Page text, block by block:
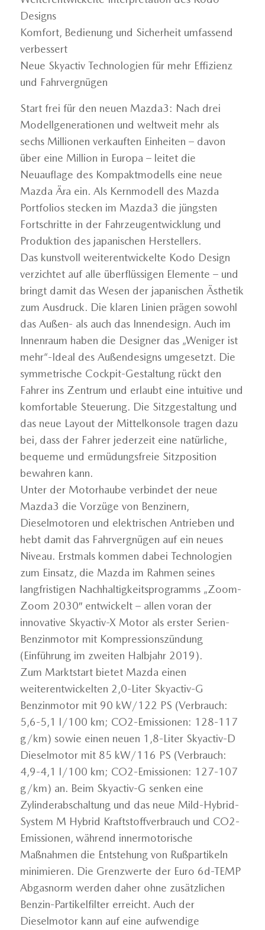
Designs
Komfort, Bedienung und Sicherheit umfassend
verbessert
Neue Skyactiv Technologien für mehr Effizienz
und Fahrvergnügen
Start frei für den neuen Mazda3: Nach drei
Modellgenerationen und weltweit mehr als
sechs Millionen verkauften Einheiten – davon
über eine Million in Europa – leitet die
Neuauflage des Kompaktmodells eine neue
Mazda Ära ein. Als Kernmodell des Mazda
Portfolios stecken im Mazda3 die jüngsten
Fortschritte in der Fahrzeugentwicklung und
Produktion des japanischen Herstellers.
Das kunstvoll weiterentwickelte Kodo Design
verzichtet auf alle überflüssigen Elemente – und
bringt damit das Wesen der japanischen Ästhetik
zum Ausdruck. Die klaren Linien prägen sowohl
das Außen- als auch das Innendesign. Auch im
Innenraum haben die Designer das „Weniger ist
mehr“-Ideal des Außendesigns umgesetzt. Die
symmetrische Cockpit-Gestaltung rückt den
Fahrer ins Zentrum und erlaubt eine intuitive und
komfortable Steuerung. Die Sitzgestaltung und
das neue Layout der Mittelkonsole tragen dazu
bei, dass der Fahrer jederzeit eine natürliche,
bequeme und ermüdungsfreie Sitzposition
bewahren kann.
Unter der Motorhaube verbindet der neue
Mazda3 die Vorzüge von Benzinern,
Dieselmotoren und elektrischen Antrieben und
hebt damit das Fahrvergnügen auf ein neues
Niveau. Erstmals kommen dabei Technologien
zum Einsatz, die Mazda im Rahmen seines
langfristigen Nachhaltigkeitsprogramms „Zoom-
Zoom 2030″ entwickelt – allen voran der
innovative Skyactiv-X Motor als erster Serien-
Benzinmotor mit Kompressionszündung
(Einführung im zweiten Halbjahr 2019).
Zum Marktstart bietet Mazda einen
weiterentwickelten 2,0-Liter Skyactiv-G
Benzinmotor mit 90 kW/122 PS (Verbrauch:
5,6-5,1 l/100 km; CO2-Emissionen: 128-117
g/km) sowie einen neuen 1,8-Liter Skyactiv-D
Dieselmotor mit 85 kW/116 PS (Verbrauch:
4,9-4,1 l/100 km; CO2-Emissionen: 127-107
g/km) an. Beim Skyactiv-G senken eine
Zylinderabschaltung und das neue Mild-Hybrid-
System M Hybrid Kraftstoffverbrauch und CO2-
Emissionen, während innermotorische
Maßnahmen die Entstehung von Rußpartikeln
minimieren. Die Grenzwerte der Euro 6d-TEMP
Abgasnorm werden daher ohne zusätzlichen
Benzin-Partikelfilter erreicht. Auch der
Dieselmotor kann auf eine aufwendige